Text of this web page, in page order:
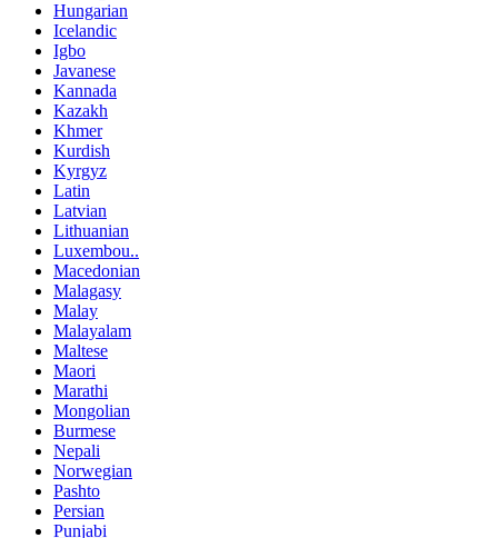
Hungarian
Icelandic
Igbo
Javanese
Kannada
Kazakh
Khmer
Kurdish
Kyrgyz
Latin
Latvian
Lithuanian
Luxembou..
Macedonian
Malagasy
Malay
Malayalam
Maltese
Maori
Marathi
Mongolian
Burmese
Nepali
Norwegian
Pashto
Persian
Punjabi